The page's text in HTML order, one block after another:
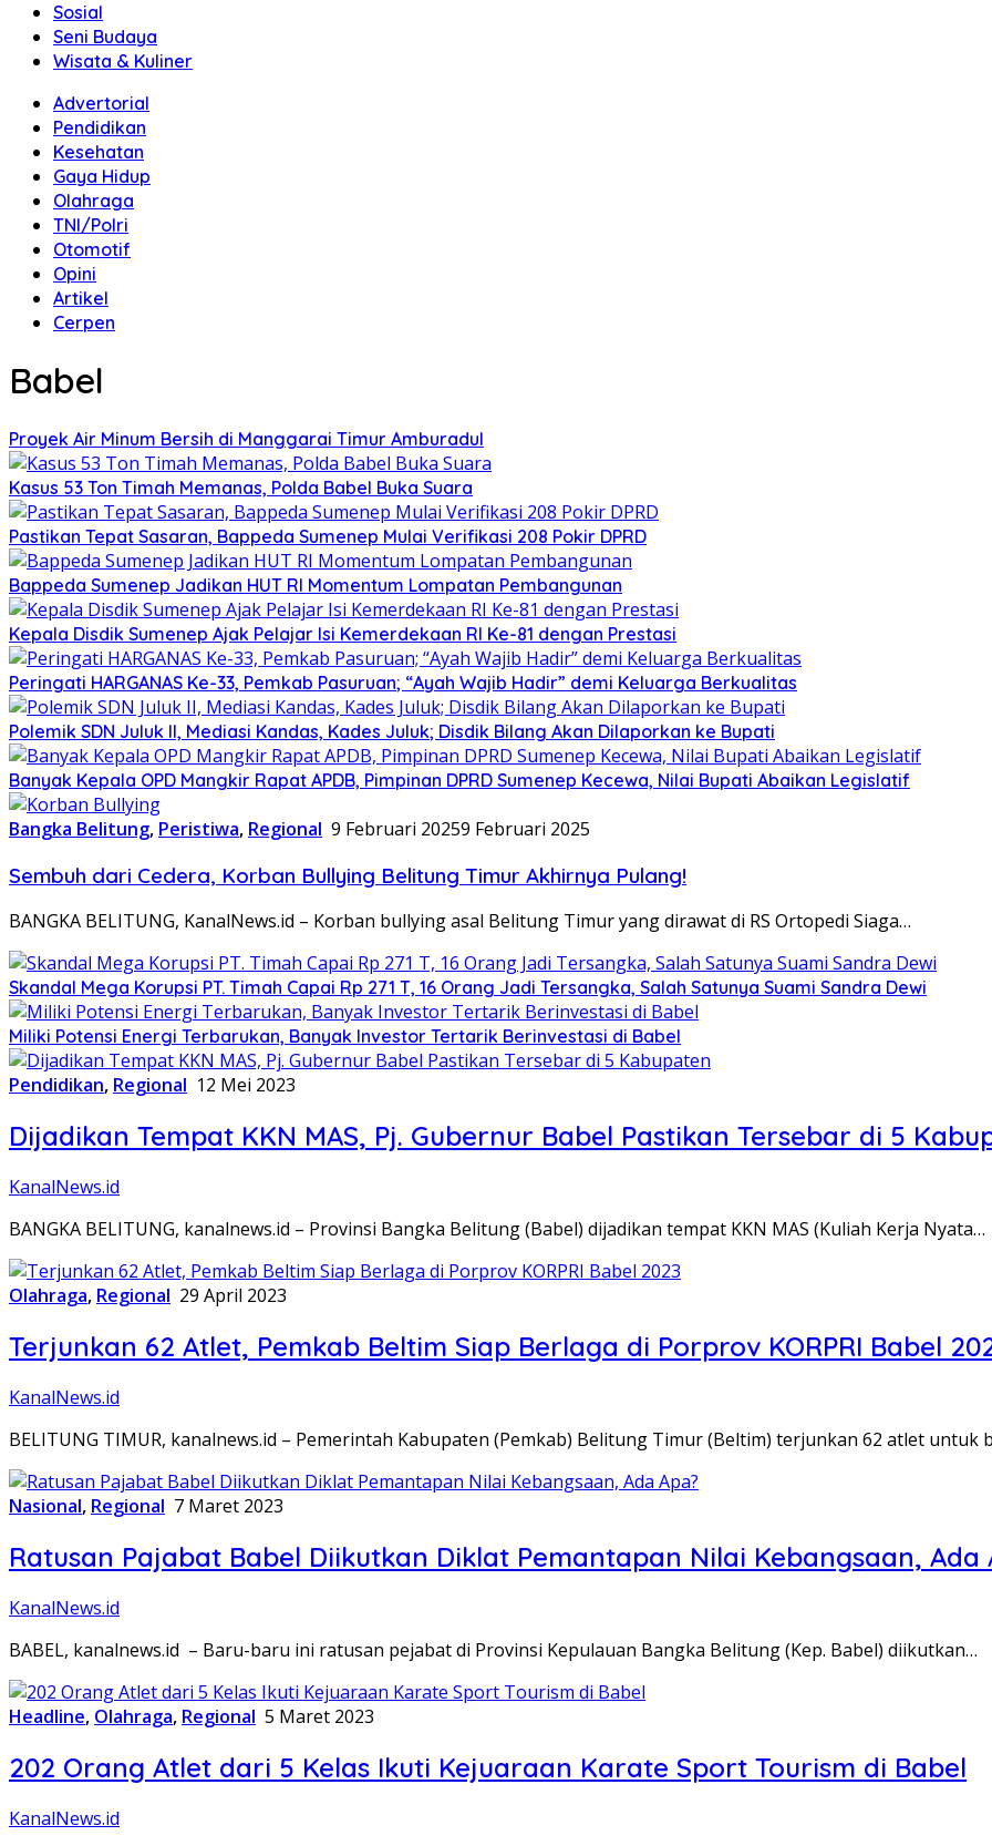
Sosial
Seni Budaya
Wisata & Kuliner
Advertorial
Pendidikan
Kesehatan
Gaya Hidup
Olahraga
TNI/Polri
Otomotif
Opini
Artikel
Cerpen
Babel
Proyek Air Minum Bersih di Manggarai Timur Amburadul
Kasus 53 Ton Timah Memanas, Polda Babel Buka Suara
Pastikan Tepat Sasaran, Bappeda Sumenep Mulai Verifikasi 208 Pokir DPRD
Bappeda Sumenep Jadikan HUT RI Momentum Lompatan Pembangunan
Kepala Disdik Sumenep Ajak Pelajar Isi Kemerdekaan RI Ke-81 dengan Prestasi
Peringati HARGANAS Ke-33, Pemkab Pasuruan; “Ayah Wajib Hadir” demi Keluarga Berkualitas
Polemik SDN Juluk II, Mediasi Kandas, Kades Juluk; Disdik Bilang Akan Dilaporkan ke Bupati
Banyak Kepala OPD Mangkir Rapat APDB, Pimpinan DPRD Sumenep Kecewa, Nilai Bupati Abaikan Legislatif
Bangka Belitung, Peristiwa, Regional 9 Februari 20259 Februari 2025
Sembuh dari Cedera, Korban Bullying Belitung Timur Akhirnya Pulang!
BANGKA BELITUNG, KanalNews.id – Korban bullying asal Belitung Timur yang dirawat di RS Ortopedi Siaga…
Skandal Mega Korupsi PT. Timah Capai Rp 271 T, 16 Orang Jadi Tersangka, Salah Satunya Suami Sandra Dewi
Miliki Potensi Energi Terbarukan, Banyak Investor Tertarik Berinvestasi di Babel
Pendidikan, Regional 12 Mei 2023
Dijadikan Tempat KKN MAS, Pj. Gubernur Babel Pastikan Tersebar di 5
KanalNews.id
BANGKA BELITUNG, kanalnews.id – Provinsi Bangka Belitung (Babel) dijadikan tempat KKN MAS (Kuliah Kerja Nyata…
Olahraga, Regional 29 April 2023
Terjunkan 62 Atlet, Pemkab Beltim Siap Berlaga di Porprov KORPRI Babel
KanalNews.id
BELITUNG TIMUR, kanalnews.id – Pemerintah Kabupaten (Pemkab) Belitung Timur (Beltim) terjunkan 62 atlet untuk
Nasional, Regional 7 Maret 2023
Ratusan Pajabat Babel Diikutkan Diklat Pemantapan Nilai Kebangsaan, Ada
KanalNews.id
BABEL, kanalnews.id – Baru-baru ini ratusan pejabat di Provinsi Kepulauan Bangka Belitung (Kep. Babel) diikutkan…
Headline, Olahraga, Regional 5 Maret 2023
202 Orang Atlet dari 5 Kelas Ikuti Kejuaraan Karate Sport Tourism di Babel
KanalNews.id